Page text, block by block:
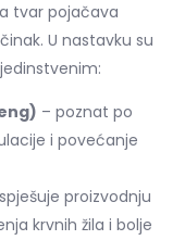
tvar pojačava
U nastavku su
– poznat po
i povećanje
proizvodnju
krvnih žila i bolje